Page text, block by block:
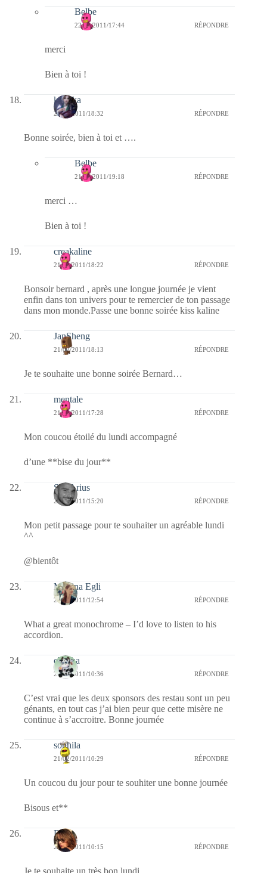
Belbe
22/02/2011/17:44 RÉPONDRE
merci
Bien à toi !
kalinka
21/02/2011/18:32 RÉPONDRE
Bonne soirée, bien à toi et ….
Belbe
21/02/2011/19:18 RÉPONDRE
merci …
Bien à toi !
creakaline
21/02/2011/18:22 RÉPONDRE
Bonsoir bernard , après une longue journée je vient
enfin dans ton univers pour te remercier de ton passage
dans mon monde.Passe une bonne soirée kiss kaline
JanSheng
21/02/2011/18:13 RÉPONDRE
Je te souhaite une bonne soirée Bernard…
mentale
21/02/2011/17:28 RÉPONDRE
Mon coucou étoilé du lundi accompagné
d’une **bise du jour**
SD-Arius
21/02/2011/15:20 RÉPONDRE
Mon petit passage pour te souhaiter un agréable lundi
^^
@bientôt
Martina Egli
21/02/2011/12:54 RÉPONDRE
What a great monochrome – I’d love to listen to his
accordion.
chacha
21/02/2011/10:36 RÉPONDRE
C’est vrai que les deux sponsors des restau sont un peu
génants, en tout cas j’ai bien peur que cette misère ne
continue à s’accroitre. Bonne journée
souhila
21/02/2011/10:29 RÉPONDRE
Un coucou du jour pour te souhiter une bonne journée
Bisous et**
Doria
21/02/2011/10:15 RÉPONDRE